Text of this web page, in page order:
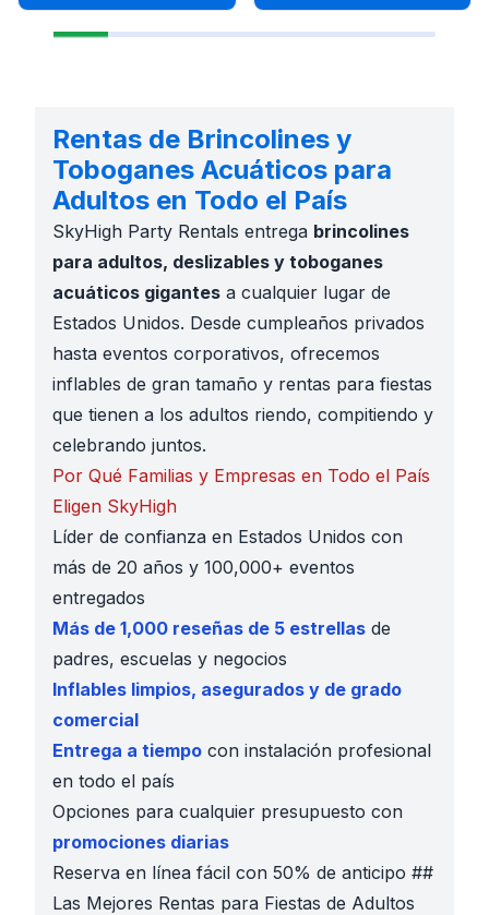
Rentas de Brincolines y
Toboganes Acuáticos para
Adultos en Todo el País
SkyHigh Party Rentals entrega brincolines
para adultos, deslizables y toboganes
acuáticos gigantes a cualquier lugar de
Estados Unidos. Desde cumpleaños privados
hasta eventos corporativos, ofrecemos
inflables de gran tamaño y rentas para fiestas
que tienen a los adultos riendo, compitiendo y
celebrando juntos.
Por Qué Familias y Empresas en Todo el País
Eligen SkyHigh
Líder de confianza en Estados Unidos con
más de 20 años y 100,000+ eventos
entregados
Más de 1,000 reseñas de 5 estrellas de
padres, escuelas y negocios
Inflables limpios, asegurados y de grado
comercial
Entrega a tiempo con instalación profesional
en todo el país
Opciones para cualquier presupuesto con
promociones diarias
Reserva en línea fácil con 50% de anticipo ##
Las Mejores Rentas para Fiestas de Adultos